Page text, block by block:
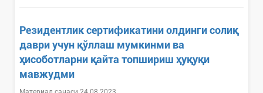
Резидентлик сертификатини олдинги солиқ
даври учун қўллаш мумкинми ва
ҳисоботларни қайта топшириш ҳуқуқи
мавжудми